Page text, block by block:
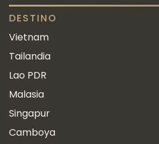
DESTINO
Vietnam
Tailandia
Lao PDR
Malasia
Singapur
Camboya